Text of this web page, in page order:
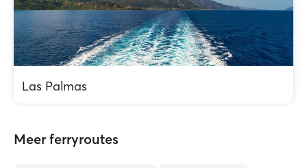
Las Palmas
Meer ferryroutes